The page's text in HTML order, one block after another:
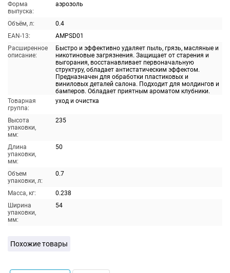
Форма
выпуска:
аэрозоль
Объём, л:
0.4
EAN-13:
AMPSD01
Расширенное
описание:
Быстро и эффективно удаляет пыль, грязь, масляные и
никотиновые загрязнения. Защищает от старения и
выгорания, восстанавливает первоначальную
структуру, обладает антистатическим эффектом.
Предназначен для обработки пластиковых и
виниловых деталей салона. Подходит для молдингов и
бамперов. Обладает приятным ароматом клубники.
Товарная
группа:
уход и очистка
Высота
упаковки,
мм:
235
Длина
упаковки,
мм:
50
Объем
упаковки, л:
0.7
Масса, кг:
0.238
Ширина
упаковки,
мм:
54
Похожие товары